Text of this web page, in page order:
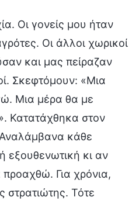
Οι γονείς μου ήταν
Οι άλλοι χωρικοί
και μας πείραζαν
Σκεφτόμουν: «Μια
Μια μέρα θα με
Κατατάχθηκα στον
κάθε
εξουθενωτική κι αν
προαχθώ. Για χρόνια,
Τότε